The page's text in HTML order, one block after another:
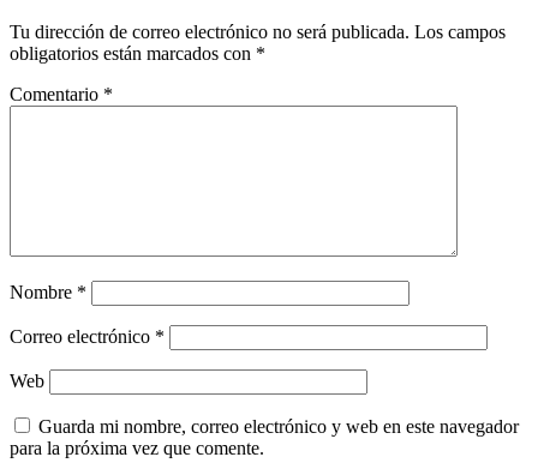
Tu dirección de correo electrónico no será publicada. Los campos
obligatorios están marcados con *
Comentario *
Nombre *
Correo electrónico *
Web
Guarda mi nombre, correo electrónico y web en este navegador
para la próxima vez que comente.